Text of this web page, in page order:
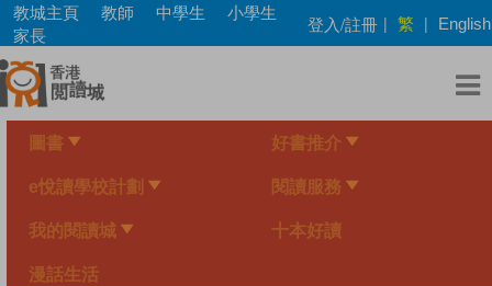
Skip
main
content
教城主頁 教師 中學生
小學生
家長
登入/註冊 | 繁 | English
圖書 好書推介
e悅讀學校計劃 閱讀服務
我的閱讀城 十本好讀
漫話生活